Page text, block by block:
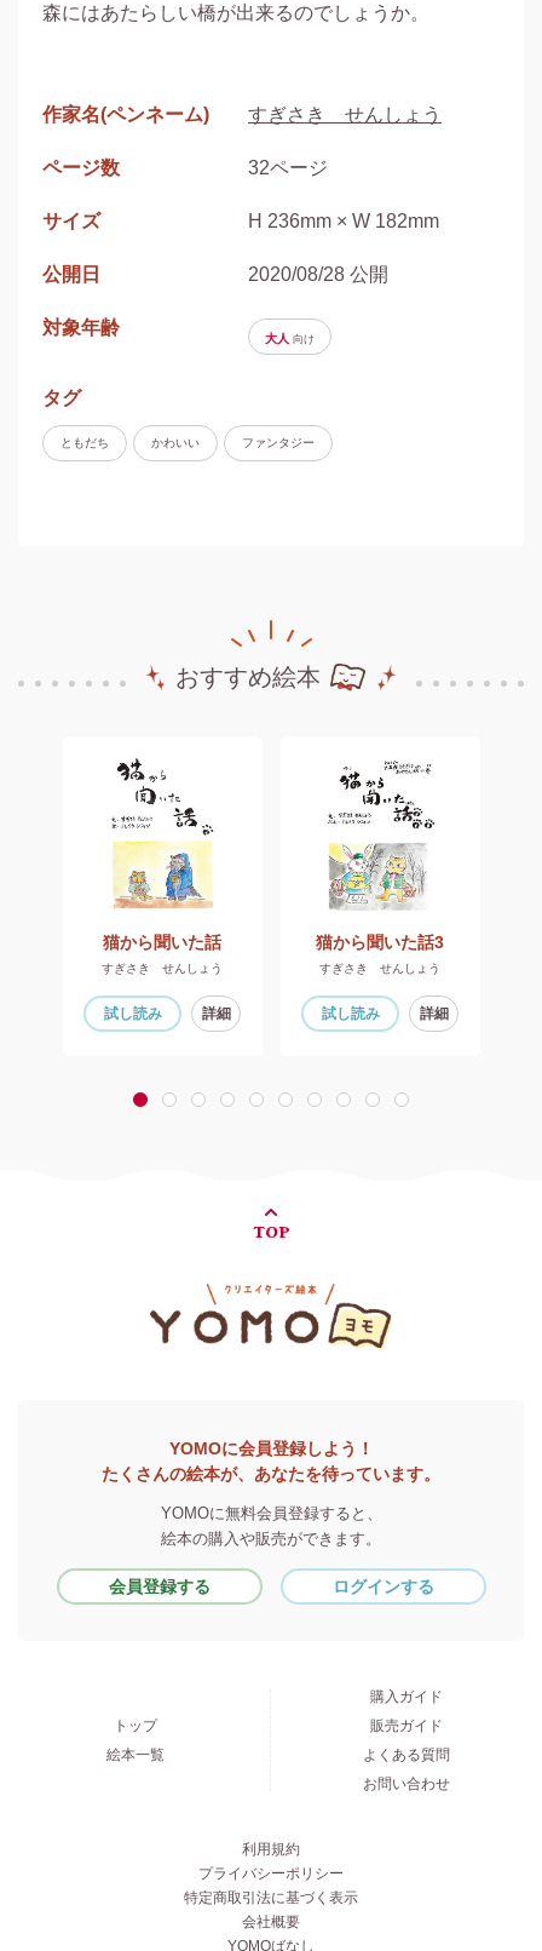
森にはあたらしい橋が出来るのでしょうか。
作家名(ペンネーム) すぎさき せんしょう
ページ数 32ページ
サイズ H 236mm × W 182mm
公開日 2020/08/28 公開
対象年齢
大人 向け
タグ
ともだち かわいい ファンタジー
おすすめ絵本
猫から聞いた話
すぎさき せんしょう
試し読み 詳細
猫から聞いた話3
すぎさき せんしょう
試し読み 詳細
1 2 3 4 5 6 7 8 9 10
TOP
YOMOに会員登録しよう！
たくさんの絵本が、あなたを待っています。
YOMOに無料会員登録すると、
絵本の購入や販売ができます。
会員登録する ログインする
トップ
絵本一覧
購入ガイド
販売ガイド
よくある質問
お問い合わせ
利用規約
プライバシーポリシー
特定商取引法に基づく表示
会社概要
YOMOばなし